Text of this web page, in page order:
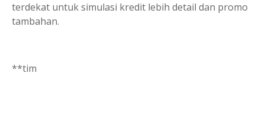
terdekat untuk simulasi kredit lebih detail dan promo
tambahan.
**tim